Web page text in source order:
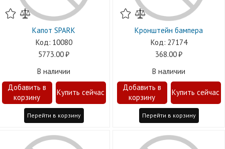
Капот SPARK
10080
5773.00
В наличии
Перейти в корзину
Кронштейн бампера
27174
368.00
В наличии
Перейти в корзину